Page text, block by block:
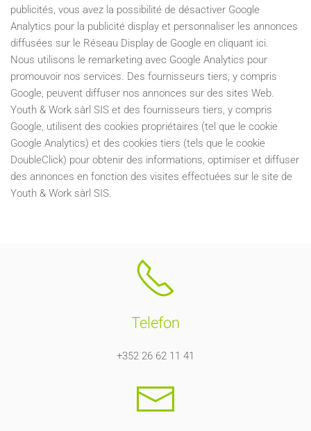
publicités, vous avez la possibilité de désactiver Google
Analytics pour la publicité display et personnaliser les annonces
diffusées sur le Réseau Display de Google en cliquant ici.
Nous utilisons le remarketing avec Google Analytics pour
promouvoir nos services. Des fournisseurs tiers, y compris
Google, peuvent diffuser nos annonces sur des sites Web.
Youth & Work sàrl SIS et des fournisseurs tiers, y compris
Google, utilisent des cookies propriétaires (tel que le cookie
Google Analytics) et des cookies tiers (tels que le cookie
DoubleClick) pour obtenir des informations, optimiser et diffuser
des annonces en fonction des visites effectuées sur le site de
Youth & Work sàrl SIS.
Telefon
+352 26 62 11 41